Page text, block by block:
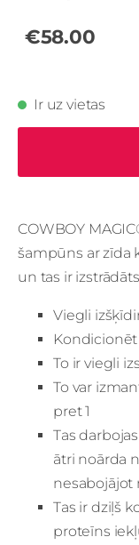
€58.00
Ir uz vietas
COWBOY
šampūns ar zīda
un tas ir
Viegli
To ir viegli
To var
pret 1
Tas
ātri noārda
nesabojājot
Tas ir dziļš
proteīns